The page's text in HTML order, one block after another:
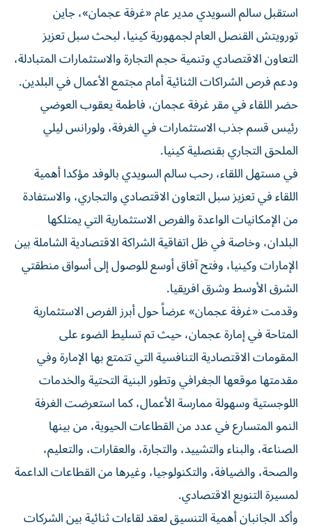
استقبل سالم السويدي مدير عام «غرفة عجمان»، جاين
تورويتش القنصل العام لجمهورية كينيا، لبحث سبل تعزيز
التعاون الاقتصادي وتنمية حجم التجارة والاستثمارات المتبادلة،
ودعم فرص الشراكات الثنائية أمام مجتمع الأعمال في البلدين.
حضر اللقاء في مقر غرفة عجمان، فاطمة يعقوب العوضي
رئيس قسم جذب الاستثمارات في الغرفة، ولورانس ليلي
الملحق التجاري بقنصلية كينيا.
في مستهل اللقاء، رحب سالم السويدي بالوفد مؤكدا أهمية
اللقاء في تعزيز سبل التعاون الاقتصادي والتجاري، والاستفادة
من الإمكانيات الواعدة والفرص الاستثمارية التي يمتلكها
البلدان، وخاصة في ظل اتفاقية الشراكة الاقتصادية الشاملة بين
الإمارات وكينيا، وفتح آفاق أوسع للوصول إلى أسواق منطقتي
الشرق الأوسط وشرق افريقيا.
وقدمت «غرفة عجمان» عرضاً حول أبرز الفرص الاستثمارية
المتاحة في إمارة عجمان، حيث تم تسليط الضوء على
المقومات الاقتصادية التنافسية التي تتمتع بها الإمارة وفي
مقدمتها موقعها الجغرافي وتطور البنية التحتية والخدمات
اللوجستية وسهولة ممارسة الأعمال، كما استعرضت الغرفة
النمو المتسارع في عدد من القطاعات الحيوية، من بينها
الصناعة، والبناء والتشييد، والتجارة، والعقارات، والتعليم،
والصحة، والضيافة، والتكنولوجيا، وغيرها من القطاعات الداعمة
لمسيرة التنويع الاقتصادي.
وأكد الجانبان أهمية التنسيق لعقد لقاءات ثنائية بين الشركات